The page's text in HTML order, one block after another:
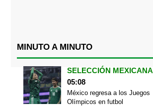
MINUTO A MINUTO
SELECCIÓN MEXICANA
05:08
México regresa a los Juegos
Olímpicos en futbol